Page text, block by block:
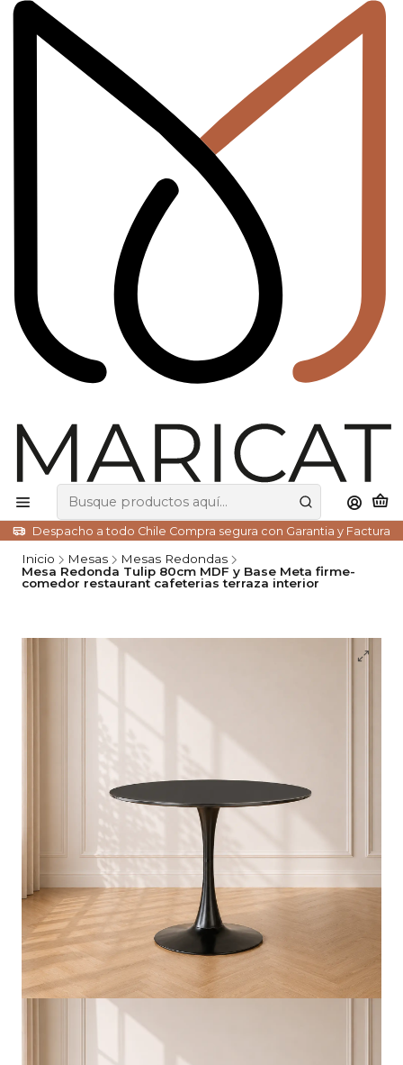
Despacho a todo Chile Compra segura con Garantia y Factura
Inicio Mesas
Mesas Redondas
Mesa Redonda Tulip 80cm MDF y Base Meta firme-
comedor restaurant cafeterias terraza interior